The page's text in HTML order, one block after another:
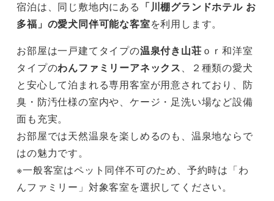
宿泊は、同じ敷地内にある 「川棚グランドホテル お
多福」の愛犬同伴可能な客室を利用します。
お部屋は一戸建てタイプの温泉付き山荘 ｏｒ和洋室
タイプのわんファミリーアネックス 、２種類の愛犬
と安心して泊まれる専用客室が用意されており、防
臭・防汚仕様の室内や、ケージ・足洗い場など設備
面も充実。
お部屋では天然温泉を楽しめるのも、温泉地ならで
はの魅力です。
※一般客室はペット同伴不可のため、予約時は「わ
んファミリー」対象客室を選択してください。